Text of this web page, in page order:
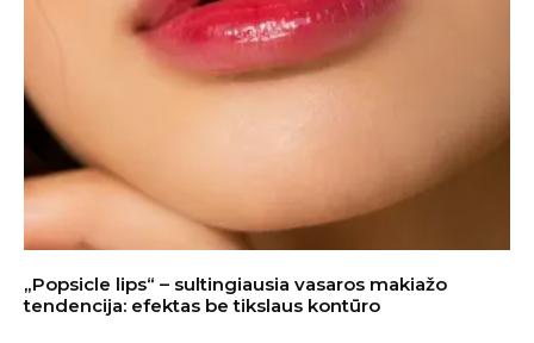
„Popsicle lips“ – sultingiausia vasaros makiažo
tendencija: efektas be tikslaus kontūro